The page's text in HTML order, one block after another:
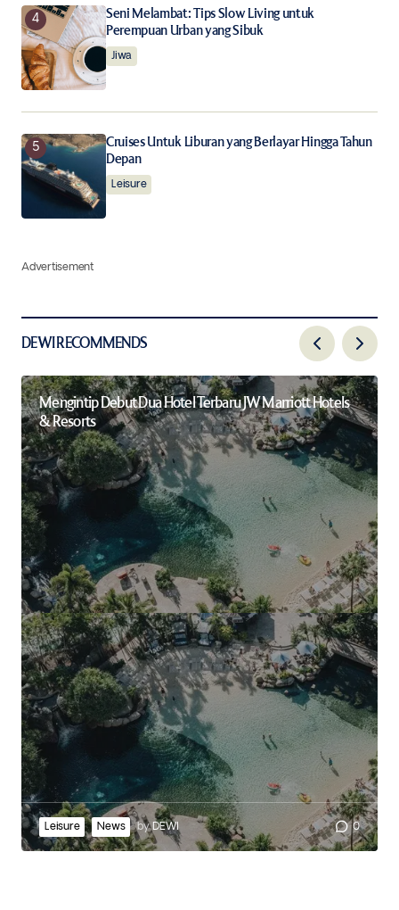
Seni Melambat: Tips Slow Living untuk
Perempuan Urban yang Sibuk
Jiwa
Cruises Untuk Liburan yang Berlayar Hingga Tahun
Depan
Leisure
Advertisement
DEWI RECOMMENDS
Mengintip Debut Dua Hotel Terbaru JW Marriott Hotels
& Resorts
Leisure News by DEWI 0